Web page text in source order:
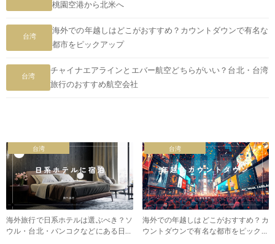
桃園空港から北米へ
台湾
海外での年越しはどこがおすすめ？カウントダウンで有名な
都市をピックアップ
台湾
チャイナエアラインとエバー航空どちらがいい？台北・台湾
旅行のおすすめ航空会社
台湾
海外旅行で日系ホテルは選ぶべき？ソ
ウル・台北・バンコクなどにある日本
台湾
海外での年越しはどこがおすすめ？カ
ウントダウンで有名な都市をピックア